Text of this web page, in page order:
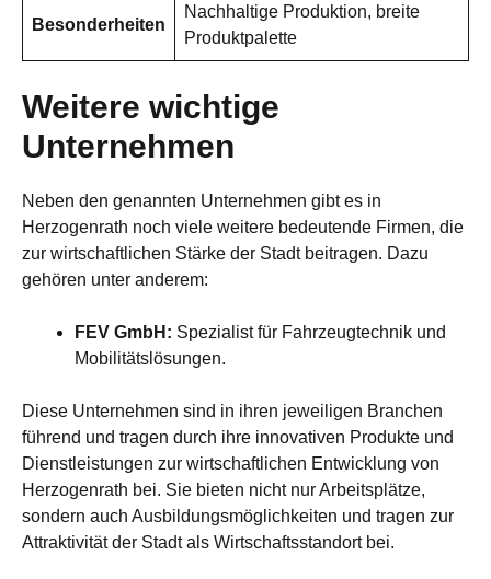
Besonderheiten
Nachhaltige Produktion, breite
Produktpalette
Weitere wichtige
Unternehmen
Neben den genannten Unternehmen gibt es in
Herzogenrath noch viele weitere bedeutende Firmen, die
zur wirtschaftlichen Stärke der Stadt beitragen. Dazu
gehören unter anderem:
FEV GmbH: Spezialist für Fahrzeugtechnik und
Mobilitätslösungen.
Diese Unternehmen sind in ihren jeweiligen Branchen
führend und tragen durch ihre innovativen Produkte und
Dienstleistungen zur wirtschaftlichen Entwicklung von
Herzogenrath bei. Sie bieten nicht nur Arbeitsplätze,
sondern auch Ausbildungsmöglichkeiten und tragen zur
Attraktivität der Stadt als Wirtschaftsstandort bei.